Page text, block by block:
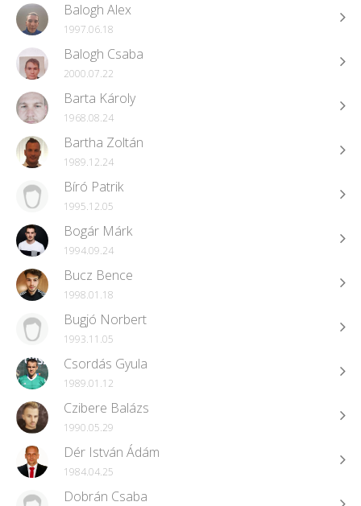
Balogh Alex
1997.06.18
Balogh Csaba
2000.07.22
Barta Károly
1968.08.24
Bartha Zoltán
1989.12.24
Bíró Patrik
1995.12.05
Bogár Márk
1994.09.24
Bucz Bence
1998.01.18
Bugjó Norbert
1993.11.05
Csordás Gyula
1989.01.12
Czibere Balázs
1990.05.29
Dér István Ádám
1984.04.25
Dobrán Csaba